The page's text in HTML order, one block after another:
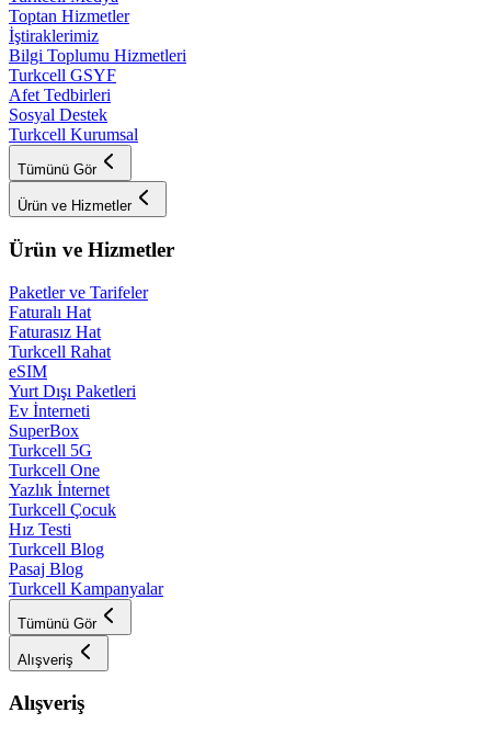
Toptan Hizmetler
İştiraklerimiz
Bilgi Toplumu Hizmetleri
Turkcell GSYF
Afet Tedbirleri
Sosyal Destek
Turkcell Kurumsal
Tümünü Gör
Ürün ve Hizmetler
Ürün ve Hizmetler
Paketler ve Tarifeler
Faturalı Hat
Faturasız Hat
Turkcell Rahat
eSIM
Yurt Dışı Paketleri
Ev İnterneti
SuperBox
Turkcell 5G
Turkcell One
Yazlık İnternet
Turkcell Çocuk
Hız Testi
Turkcell Blog
Pasaj Blog
Turkcell Kampanyalar
Tümünü Gör
Alışveriş
Alışveriş